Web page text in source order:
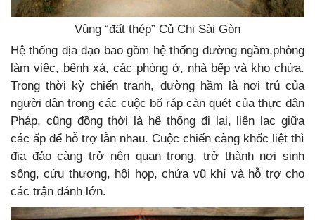
Vùng “đất thép” Củ Chi Sài Gòn
Hệ thống địa đạo bao gồm hệ thống đường ngầm,phòng
làm việc, bệnh xá, các phòng ở, nhà bếp và kho chứa.
Trong thời kỳ chiến tranh, đường hầm là nơi trú của
người dân trong các cuộc bố ráp càn quét của thực dân
Pháp, cũng đồng thời là hệ thống đi lại, liên lạc giữa
các ấp để hỗ trợ lẫn nhau. Cuộc chiến càng khốc liệt thì
địa đảo càng trở nên quan trọng, trở thành nơi sinh
sống, cứu thương, hội họp, chứa vũ khí và hỗ trợ cho
các trận đánh lớn.